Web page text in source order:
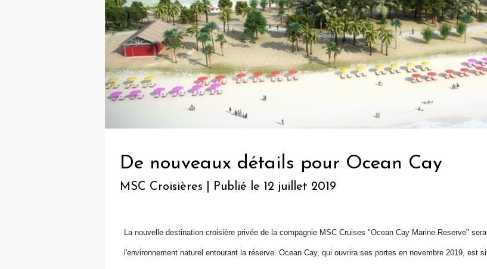
De nouveaux détails pour Ocean Cay
MSC Croisières | Publié le 12 juillet 2019
La nouvelle destination croisière privée de la compagnie MSC Cruises "Ocean Cay Marine Reserve"
l'environnement naturel entourant la réserve. Ocean Cay, qui ouvrira ses portes en novembre 2019, est